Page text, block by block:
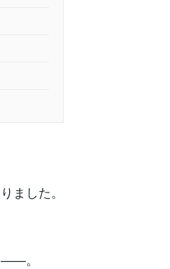
ました。
。